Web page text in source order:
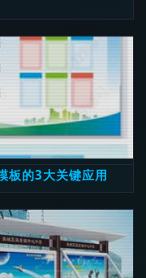
板的3大关键应用